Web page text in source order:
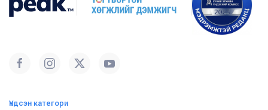
Үндсэн категори